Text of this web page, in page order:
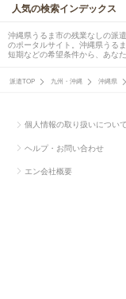
人気の検索インデックス
沖縄県うるま市の残業なしの派
のポータルサイト。沖縄県うる
短期などの希望条件から、あな
派遣TOP 九州・沖縄 沖縄県
個人情報の取り扱いについて
ヘルプ・お問い合わせ
エン会社概要